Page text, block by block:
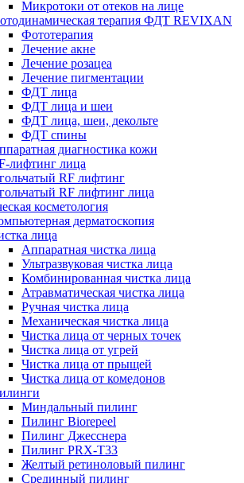
Микротоки от отеков на лице
терапия ФДТ REVIXAN
Фототерапия
Лечение акне
Лечение розацеа
Лечение пигментации
ФДТ лица
ФДТ лица и шеи
ФДТ лица, шеи, декольте
ФДТ спины
диагностика кожи
лифтинг лица
RF лифтинг
RF лифтинг лица
косметология
дерматоскопия
лица
Аппаратная чистка лица
Ультразвуковая чистка лица
Комбинированная чистка лица
Атравматическая чистка лица
Ручная чистка лица
Механическая чистка лица
Чистка лица от черных точек
Чистка лица от угрей
Чистка лица от прыщей
Чистка лица от комедонов
Миндальный пилинг
Пилинг Biorepeel
Пилинг Джесснера
Пилинг PRX-T33
Желтый ретиноловый пилинг
Срединный пилинг